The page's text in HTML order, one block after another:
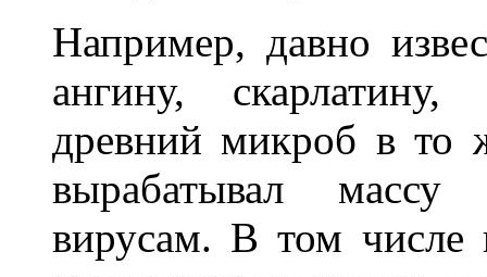
Например, давно
ангину,
древний микроб в то
вырабатывал массу
вирусам. В том числе